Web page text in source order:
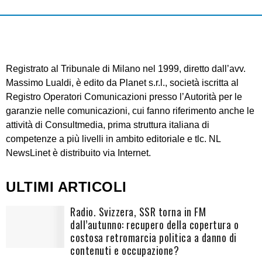
Registrato al Tribunale di Milano nel 1999, diretto dall’avv.
Massimo Lualdi, è edito da Planet s.r.l., società iscritta al
Registro Operatori Comunicazioni presso l’Autorità per le
garanzie nelle comunicazioni, cui fanno riferimento anche le
attività di Consultmedia, prima struttura italiana di
competenze a più livelli in ambito editoriale e tlc. NL
NewsLinet è distribuito via Internet.
ULTIMI ARTICOLI
Radio. Svizzera, SSR torna in FM
dall’autunno: recupero della copertura o
costosa retromarcia politica a danno di
contenuti e occupazione?